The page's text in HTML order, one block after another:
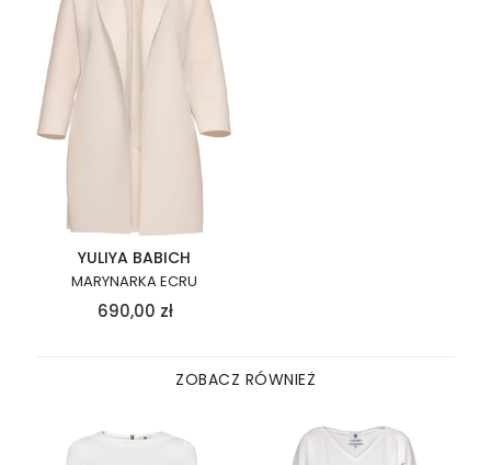
YULIYA BABICH
MARYNARKA ECRU
690,00 zł
ZOBACZ RÓWNIEŻ